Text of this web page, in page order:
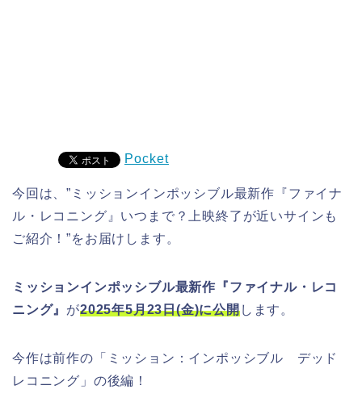
Pocket
今回は、”ミッションインポッシブル最新作『ファイナ
ル・レコニング』いつまで？上映終了が近いサインも
ご紹介！”をお届けします。
ミッションインポッシブル最新作『ファイナル・レコ
ニング』 が2025年5月23日(金)に公開します。
今作は前作の「ミッション：インポッシブル デッド
レコニング」の後編！